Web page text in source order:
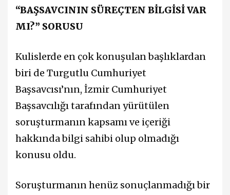
“BAŞSAVCININ SÜREÇTEN BİLGİSİ VAR
MI?” SORUSU
Kulislerde en çok konuşulan başlıklardan
biri de Turgutlu Cumhuriyet
Başsavcısı’nın, İzmir Cumhuriyet
Başsavcılığı tarafından yürütülen
soruşturmanın kapsamı ve içeriği
hakkında bilgi sahibi olup olmadığı
konusu oldu.
Soruşturmanın henüz sonuçlanmadığı bir